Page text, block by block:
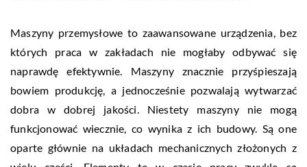
Maszyny przemysłowe to zaawansowane urządzenia, bez
których praca w zakładach nie mogłaby odbywać się
naprawdę efektywnie. Maszyny znacznie przyśpieszają
bowiem produkcję, a jednocześnie pozwalają wytwarzać
dobra w dobrej jakości. Niestety maszyny nie mogą
funkcjonować wiecznie, co wynika z ich budowy. Są one
oparte głównie na układach mechanicznych złożonych z